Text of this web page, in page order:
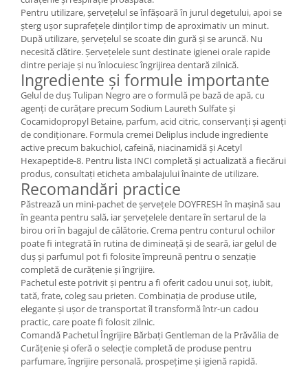
Pentru utilizare, șervețelul se înfășoară în jurul degetului, apoi se
șterg ușor suprafețele dinților timp de aproximativ un minut.
După utilizare, șervețelul se scoate din gură și se aruncă. Nu
necesită clătire. Șervețelele sunt destinate igienei orale rapide
dintre periaje și nu înlocuiesc îngrijirea dentară zilnică.
Ingrediente și formule importante
Gelul de duș Tulipan Negro are o formulă pe bază de apă, cu
agenți de curățare precum Sodium Laureth Sulfate și
Cocamidopropyl Betaine, parfum, acid citric, conservanți și agenți
de condiționare. Formula cremei Deliplus include ingrediente
active precum bakuchiol, cafeină, niacinamidă și Acetyl
Hexapeptide-8. Pentru lista INCI completă și actualizată a fiecărui
produs, consultați eticheta ambalajului înainte de utilizare.
Recomandări practice
Păstrează un mini-pachet de șervețele DOYFRESH în mașină sau
în geanta pentru sală, iar șervețelele dentare în sertarul de la
birou ori în bagajul de călătorie. Crema pentru conturul ochilor
poate fi integrată în rutina de dimineață și de seară, iar gelul de
duș și parfumul pot fi folosite împreună pentru o senzație
completă de curățenie și îngrijire.
Pachetul este potrivit și pentru a fi oferit cadou unui soț, iubit,
tată, frate, coleg sau prieten. Combinația de produse utile,
elegante și ușor de transportat îl transformă într-un cadou
practic, care poate fi folosit zilnic.
Comandă Pachetul Îngrijire Bărbați Gentleman de la Prăvălia de
Curățenie și oferă o selecție completă de produse pentru
parfumare, îngrijire personală, prospețime și igienă rapidă.